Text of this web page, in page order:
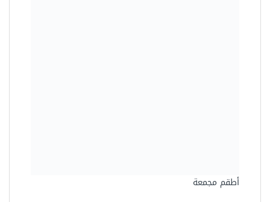
172.50 جنيه